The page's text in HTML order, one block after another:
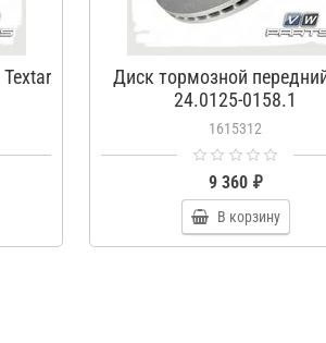
Диск тормозной
24.0125-0158.1
1615312
9 360 ₽
В корзину